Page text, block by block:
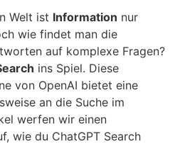
Welt ist Information nur
wie findet man die
auf komplexe Fragen?
ins Spiel. Diese
von OpenAI bietet eine
an die Suche im
werfen wir einen
wie du ChatGPT Search